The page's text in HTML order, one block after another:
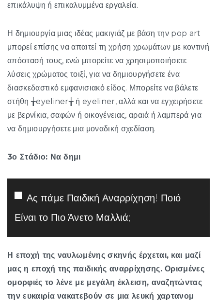
επικάλυψη ή επικαλυμμένα εργαλεία.
Η δημιουργία μιας ιδέας μακιγιάζ με βάση την pop art
μπορεί επίσης να απαιτεί τη χρήση χρωμάτων με κοντινή
απόστασή τους, ενώ μπορείτε να χρησιμοποιήσετε
λύσεις χρώματος τοιξί, για να δημιουργήσετε ένα
διασκεδαστικό εμφανισιακό είδος. Μπορείτε να βάλετε
στήθη ╁eyeliner╁ ή eyeliner, αλλά και να εγχειρήσετε
με βερνίκια, σαφών ή οικογένειας, αραιά ή λαμπερά για
να δημιουργήσετε μια μοναδική σχεδίαση.
3ο Στάδιο: Να δημι
Ας πάμε Παιδική Αναρρίχηση! Ποιό
Είναι το Πιο Άνετο Μαλλιά;
Η εποχή της ναυλωμένης σκηνής έρχεται, και μαζί
μας η εποχή της παιδικής αναρρίχησης. Ορισμένες
ομορφιές το λένε με μεγάλη έκλειση, αναζητώντας
την ευκαιρία νακατεβούν σε μια λευκή χαρτανομ